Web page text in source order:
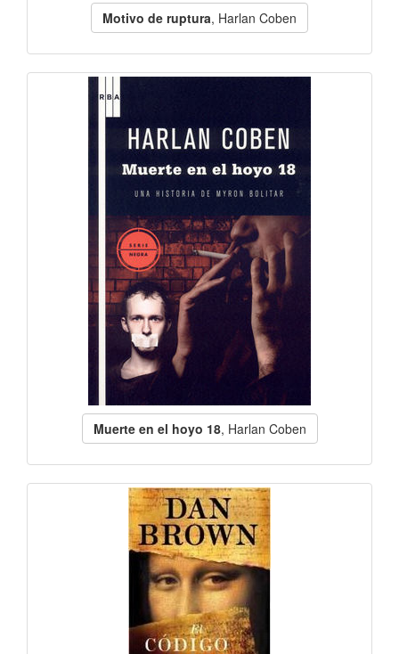
Motivo de ruptura, Harlan Coben
Muerte en el hoyo 18, Harlan Coben